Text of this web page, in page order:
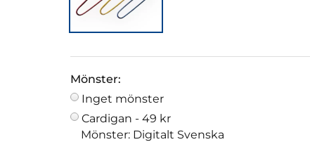
Mönster:
Inget mönster
Cardigan - 49 kr
Mönster: Digitalt Svenska